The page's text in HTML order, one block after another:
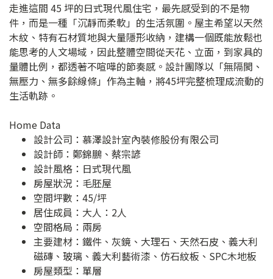
走進這間 45 坪的日式現代風住宅，最先感受到的不是物
件，而是一種「沉靜而柔軟」的生活氛圍。屋主希望以天然
木紋、特有石材質地與大量隱形收納，建構一個既能放鬆也
能思考的人文場域，因此整體空間從天花、立面，到家具的
量體比例，都透著不喧嘩的節奏感。設計團隊以「無隔閡、
無壓力、無多餘線條」作為主軸，將45坪完整梳理成流動的
生活軌跡。
Home Data
設計公司： 慕澤設計室內裝修股份有限公司
設計師：鄭錦鵬、蔡宗諺
設計風格：日式現代風
房屋狀況：毛胚屋
空間坪數：45/坪
居住成員：大人：2人
空間格局：兩房
主要建材：鐵件、灰鏡、大理石、天然石皮、義大利
磁磚、玻璃、義大利藝術漆、仿石紋板、SPC木地板
房屋類型：單層